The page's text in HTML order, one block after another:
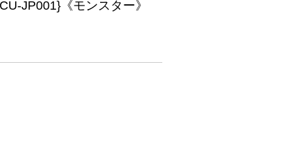
JP001}《モンスター》